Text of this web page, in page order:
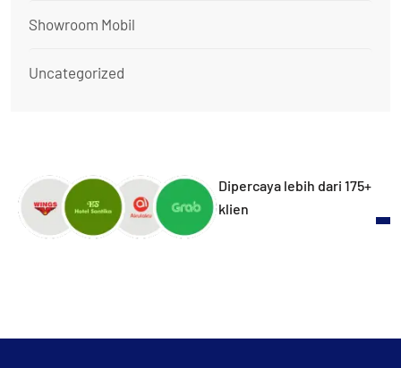
Showroom Mobil
Uncategorized
Dipercaya lebih dari 175+
klien